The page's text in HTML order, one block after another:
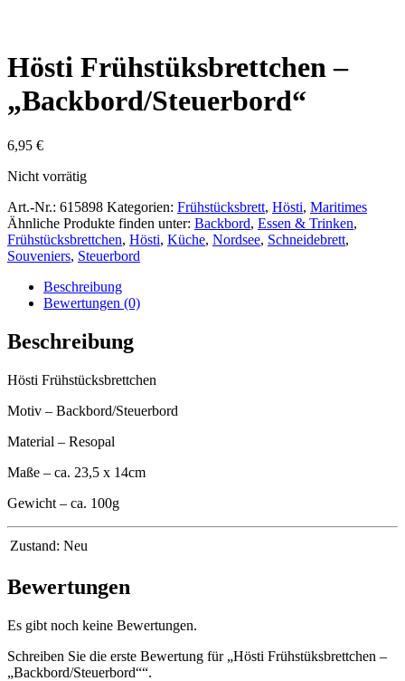
Hösti Frühstüksbrettchen –
„Backbord/Steuerbord“
6,95 €
Nicht vorrätig
Art.-Nr.: 615898 Kategorien: Frühstücksbrett, Hösti, Maritimes
Ähnliche Produkte finden unter: Backbord, Essen & Trinken,
Frühstücksbrettchen, Hösti, Küche, Nordsee, Schneidebrett,
Souveniers, Steuerbord
Beschreibung
Bewertungen (0)
Beschreibung
Hösti Frühstücksbrettchen
Motiv – Backbord/Steuerbord
Material – Resopal
Maße – ca. 23,5 x 14cm
Gewicht – ca. 100g
Zustand: Neu
Bewertungen
Es gibt noch keine Bewertungen.
Schreiben Sie die erste Bewertung für „Hösti Frühstüksbrettchen –
„Backbord/Steuerbord““.